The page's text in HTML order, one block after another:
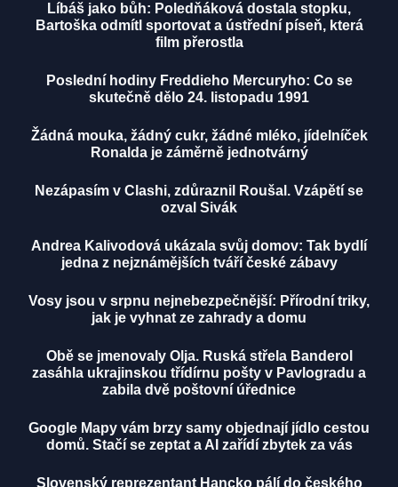
Líbáš jako bůh: Poledňáková dostala stopku,
Bartoška odmítl sportovat a ústřední píseň, která
film přerostla
Poslední hodiny Freddieho Mercuryho: Co se
skutečně dělo 24. listopadu 1991
Žádná mouka, žádný cukr, žádné mléko, jídelníček
Ronalda je záměrně jednotvárný
Nezápasím v Clashi, zdůraznil Roušal. Vzápětí se
ozval Sivák
Andrea Kalivodová ukázala svůj domov: Tak bydlí
jedna z nejznámějších tváří české zábavy
Vosy jsou v srpnu nejnebezpečnější: Přírodní triky,
jak je vyhnat ze zahrady a domu
Obě se jmenovaly Olja. Ruská střela Banderol
zasáhla ukrajinskou třídírnu pošty v Pavlogradu a
zabila dvě poštovní úřednice
Google Mapy vám brzy samy objednají jídlo cestou
domů. Stačí se zeptat a AI zařídí zbytek za vás
Slovenský reprezentant Hancko pálí do českého